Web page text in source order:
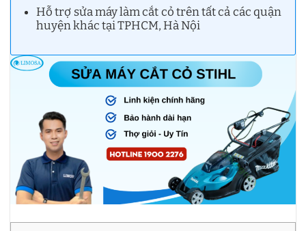
Hỗ trợ sửa máy làm cắt cỏ trên tất cả các quận
huyện khác tại TPHCM, Hà Nội